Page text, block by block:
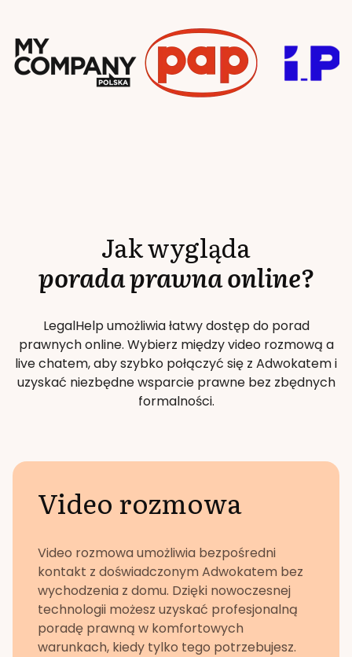
Jak wygląda
porada prawna online?
LegalHelp umożliwia łatwy dostęp do porad
prawnych online. Wybierz między video rozmową a
live chatem, aby szybko połączyć się z Adwokatem i
uzyskać niezbędne wsparcie prawne bez zbędnych
formalności.
Video rozmowa
Video rozmowa umożliwia bezpośredni
kontakt z doświadczonym Adwokatem bez
wychodzenia z domu. Dzięki nowoczesnej
technologii możesz uzyskać profesjonalną
poradę prawną w komfortowych
warunkach, kiedy tylko tego potrzebujesz.